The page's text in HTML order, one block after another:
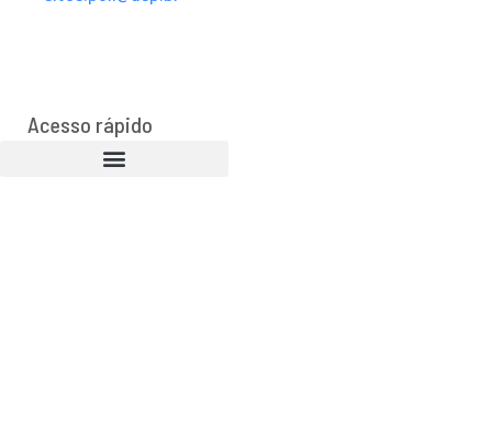
Acesso rápido